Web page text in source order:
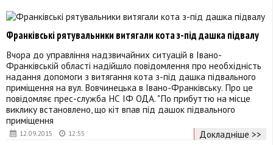
12.09.2015 12:55
Франківські рятувальники витягали кота з-під дашка підвалу
Вчора до управління надзвичайних ситуацій в Івано-
Франківській області надійшло повідомлення про необхідність
надання допомоги з витягання кота з-під дашка підвального
приміщення на вул. Вовчинецька в Івано-Франківську. Про це
повідомляє прес-служба НС ІФ ОДА. "По прибуттю на місце
виклику встановлено, що кіт впав під дашок підвального
приміщення
Докладніше >>